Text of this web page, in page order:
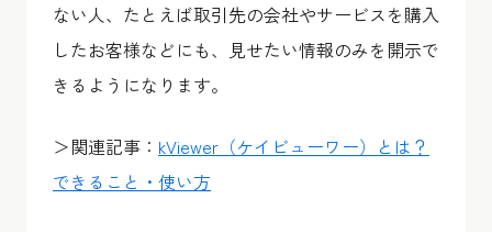
ない人、たとえば取引先の会社やサービスを購入
したお客様などにも、見せたい情報のみを開示で
きるようになります。
＞関連記事： kViewer（ケイビューワー）とは？
できること・使い方